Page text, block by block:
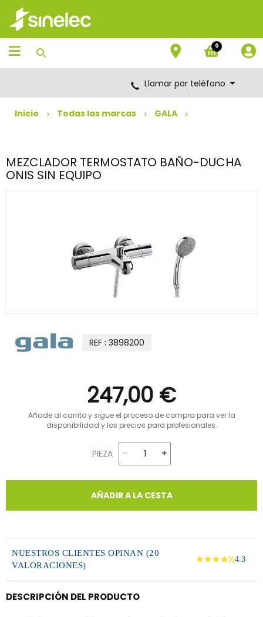
Saltar
contenido
Saltar
menú
de
navegación
0
Llamar por teléfono
Inicio Todas las marcas GALA
MEZCLADOR TERMOSTATO BAÑO-DUCHA
ONIS SIN EQUIPO
REF : 3898200
247,00 €
Añade al carrito y sigue el proceso de compra para ver la
disponibilidad y los precios para profesionales.
PIEZA
AÑADIR A LA CESTA
NUESTROS CLIENTES OPINAN (20
VALORACIONES)
★★★★½4.3
DESCRIPCIÓN DEL PRODUCTO